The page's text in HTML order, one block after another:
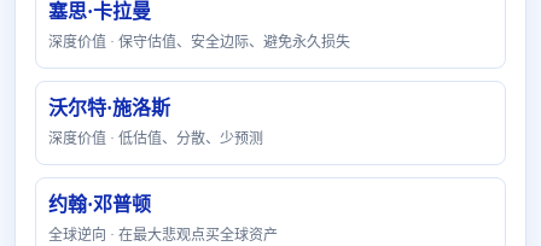
塞思·卡拉曼
深度价值 · 保守估值、安全边际、避免永久损失
沃尔特·施洛斯
深度价值 · 低估值、分散、少预测
约翰·邓普顿
全球逆向 · 在最大悲观点买全球资产